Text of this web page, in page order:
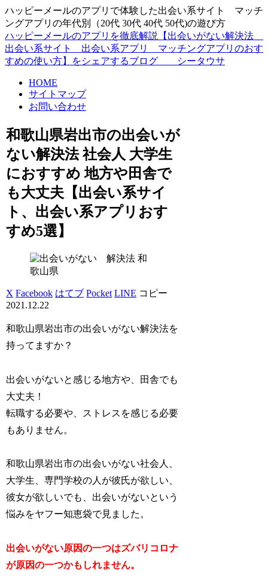
ハッピーメールのアプリで体験した出会い系サイト マッチ
ングアプリの年代別（20代 30代 40代 50代)の遊び方
ハッピーメールのアプリを徹底解説【出会いがない解決法
出会い系サイト 出会い系アプリ マッチングアプリのおす
すめの使い方】をシェアするブログ シータウサ
HOME
サイトマップ
お問い合わせ
和歌山県岩出市の出会いが
ない解決法 社会人 大学生
におすすめ 地方や田舎で
も大丈夫【出会い系サイ
ト、出会い系アプリおす
すめ5選】
和
歌山県
X Facebook はてブ Pocket LINE コピー
2021.12.22
和歌山県岩出市の出会いがない解決法を
持ってますか？
出会いがないと感じる地方や、田舎でも
大丈夫！
転職する必要や、ストレスを感じる必要
もありません。
和歌山県岩出市の出会いがない社会人、
大学生、専門学校の人が彼氏が欲しい、
彼女が欲しいでも、出会いがないという
悩みをヤフー知恵袋で見ました。
出会いがない原因の一つはズバリコロナ
が原因の一つかもしれません。